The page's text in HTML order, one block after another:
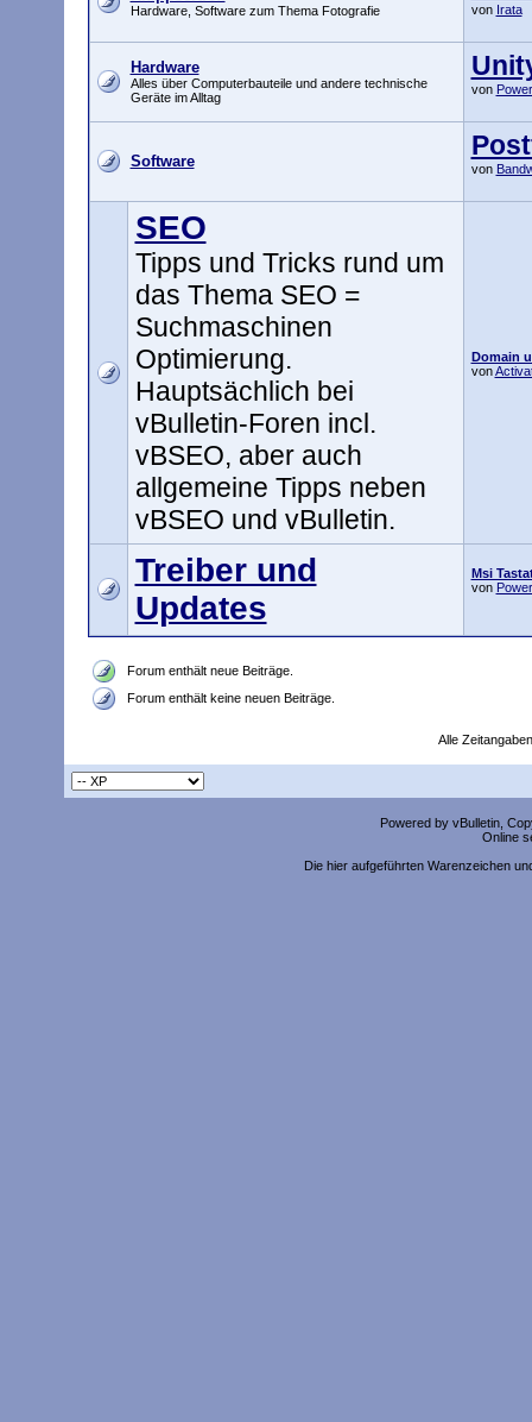
Hardware, Software zum Thema Fotografie von Irata
Hardware
Alles über Computerbauteile und andere technische
Geräte im Alltag
von
Software von
SEO
Tipps und Tricks rund um
das Thema SEO =
Suchmaschinen
Optimierung.
Hauptsächlich bei
vBulletin-Foren incl.
vBSEO, aber auch
allgemeine Tipps neben
vBSEO und vBulletin.
Domain
von
Treiber und
Updates
Msi
von
Forum enthält neue Beiträge.
Forum enthält keine neuen Beiträge.
Alle
Powered by vBulletin,
Online
Die hier aufgeführten Warenzeichen